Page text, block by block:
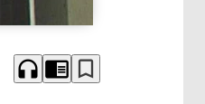
headphones chrome_reader_mode bookmark_border